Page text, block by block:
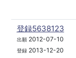
登録5638123
出願 2012-07-10
登録 2013-12-20